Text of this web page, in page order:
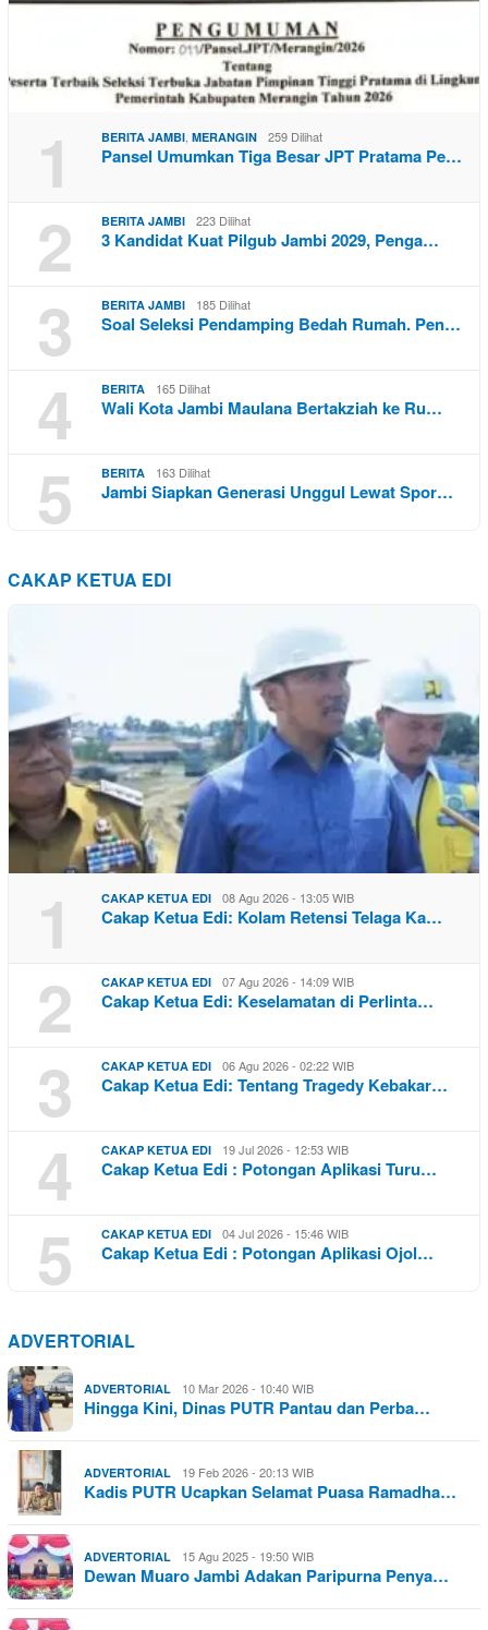
1 BERITA JAMBI MERANGIN 259 Dilihat
Pansel Umumkan Tiga Besar JPT Pratama Pe…
2 BERITA JAMBI 223 Dilihat
3 Kandidat Kuat Pilgub Jambi 2029, Penga…
3 BERITA JAMBI 185 Dilihat
Soal Seleksi Pendamping Bedah Rumah. Pen…
4 BERITA 165 Dilihat
Wali Kota Jambi Maulana Bertakziah ke Ru…
5 BERITA 163 Dilihat
Jambi Siapkan Generasi Unggul Lewat Spor…
CAKAP KETUA EDI
1 CAKAP KETUA EDI 08 Agu 2026 - 13:05 WIB
Cakap Ketua Edi: Kolam Retensi Telaga Ka…
2 CAKAP KETUA EDI 07 Agu 2026 - 14:09 WIB
Cakap Ketua Edi: Keselamatan di Perlinta…
3 CAKAP KETUA EDI 06 Agu 2026 - 02:22 WIB
Cakap Ketua Edi: Tentang Tragedy Kebakar…
4 CAKAP KETUA EDI 19 Jul 2026 - 12:53 WIB
Cakap Ketua Edi : Potongan Aplikasi Turu…
5 CAKAP KETUA EDI 04 Jul 2026 - 15:46 WIB
Cakap Ketua Edi : Potongan Aplikasi Ojol…
ADVERTORIAL
ADVERTORIAL 10 Mar 2026 - 10:40 WIB
Hingga Kini, Dinas PUTR Pantau dan Perba…
ADVERTORIAL 19 Feb 2026 - 20:13 WIB
Kadis PUTR Ucapkan Selamat Puasa Ramadha…
ADVERTORIAL 15 Agu 2025 - 19:50 WIB
Dewan Muaro Jambi Adakan Paripurna Penya…